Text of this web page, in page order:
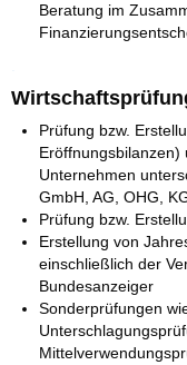
Beratung im
Prüfung bzw.
Eröffnungsbilanzen)
Unternehmen
GmbH, AG, OHG,
Prüfung bzw.
Erstellung von
einschließlich der
Bundesanzeiger
Sonderprüfungen